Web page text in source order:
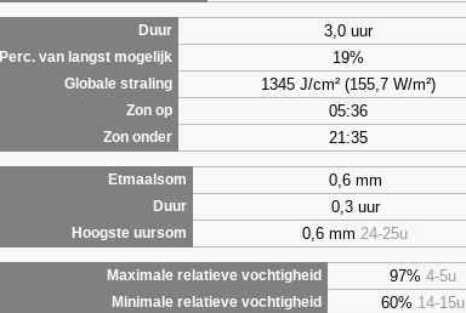
Duur
3,0 uur
Perc. van langst mogelijk 19%
Globale straling 1345 J/cm² (155,7 W/m²)
Zon op 05:36
Zon onder 21:35
Etmaalsom
0,6 mm
Duur 0,3 uur
Hoogste uursom 0,6 mm 24-25u
Maximale relatieve vochtigheid
97% 4-5u
Minimale relatieve vochtigheid 60% 14-15u